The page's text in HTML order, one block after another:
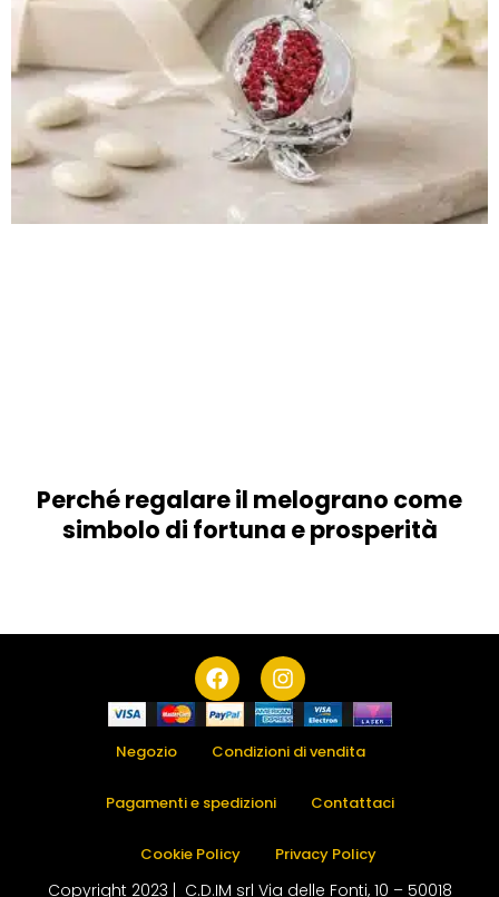
Perché regalare il melograno come
simbolo di fortuna e prosperità
F
a
c
e
b
o
I
n
s
t
a
m
Negozio Condizioni di vendita
Pagamenti e spedizioni Contattaci
Cookie Policy Privacy Policy
Copyright 2023 | C.D.IM srl Via delle Fonti, 10 – 50018